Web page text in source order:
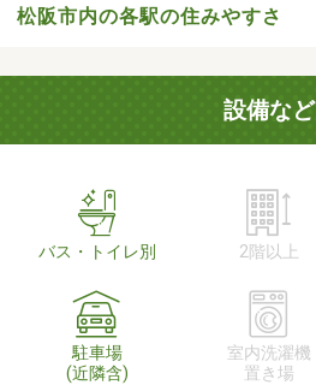
松阪市内の各駅の住みやすさ
設備など
バス・トイレ別 2階以上
駐車場
(近隣含)
室内洗濯機
置き場